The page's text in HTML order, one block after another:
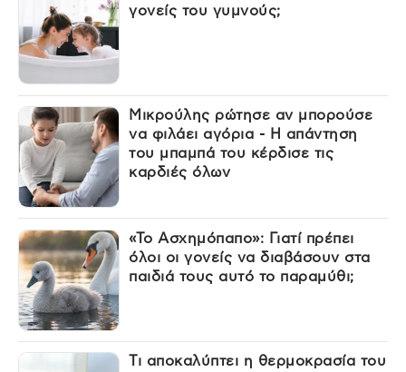
γονείς του γυμνούς;
Μικρούλης ρώτησε αν μπορούσε
να φιλάει αγόρια - Η απάντηση
του μπαμπά του κέρδισε τις
καρδιές όλων
«Το Ασχημόπαπο»: Γιατί πρέπει
όλοι οι γονείς να διαβάσουν στα
παιδιά τους αυτό το παραμύθι;
Τι αποκαλύπτει η θερμοκρασία του